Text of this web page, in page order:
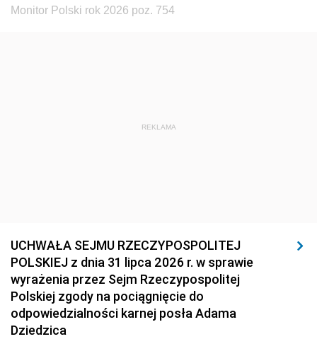
Monitor Polski rok 2026 poz. 754
REKLAMA
UCHWAŁA SEJMU RZECZYPOSPOLITEJ
POLSKIEJ z dnia 31 lipca 2026 r. w sprawie
wyrażenia przez Sejm Rzeczypospolitej
Polskiej zgody na pociągnięcie do
odpowiedzialności karnej posła Adama
Dziedzica